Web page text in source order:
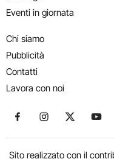
Eventi in giornata
Chi siamo
Pubblicità
Contatti
Lavora con noi
Seguici su Facebook
Seguici suSeguici su
Sito realizzato con il